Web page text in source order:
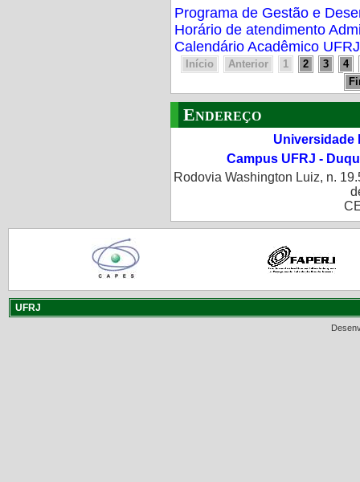
Programa de Gestão e
Horário de atendimento
Calendário Acadêmico
Início Anterior 1 2 3
4
Endereço
Universidade
Campus UFRJ -
Rodovia Washington Luiz, n.
UFRJ